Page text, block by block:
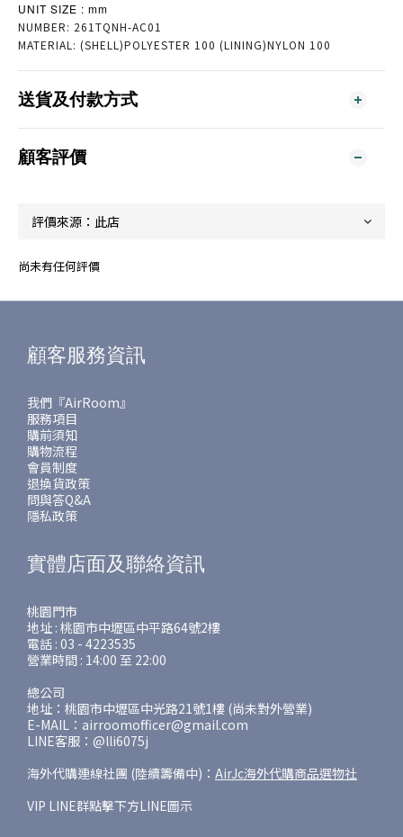
UNIT SIZE : mm
NUMBER: 261TQNH-AC01
MATERIAL: (SHELL)POLYESTER 100 (LINING)NYLON 100
送貨及付款方式
顧客評價
尚未有任何評價
顧客服務資訊
我們『AirRoom』
服務項目
購前須知
購物流程
會員制度
退換貨政策
問與答Q&A
隱私政策
實體店面及聯絡資訊
桃園門市
地址 : 桃園市中壢區中平路64號2樓
電話 : 03 - 4223535
營業時間 : 14:00 至 22:00
總公司
地址：桃園市中壢區中光路21號1樓 (尚未對外營業)
E-MAIL：airroomofficer@gmail.com
LINE客服：@lli6075j
海外代購連線社團 (陸續籌備中)： AirJc海外代購商品選物社
VIP LINE群點擊下方LINE圖示